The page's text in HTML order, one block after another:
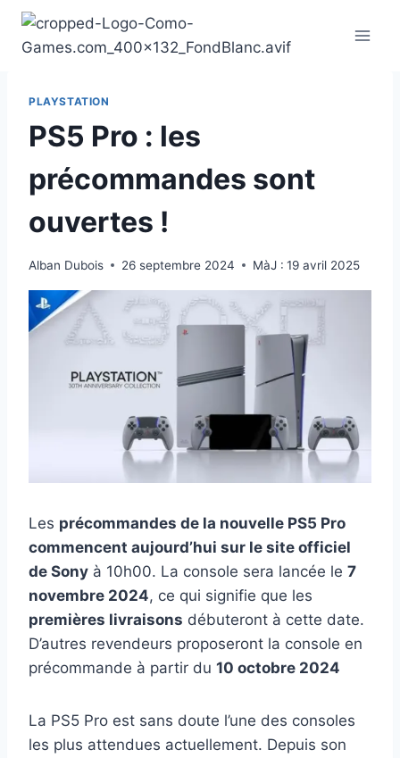
Aller
contenu
PLAYSTATION
PS5 Pro : les
précommandes sont
ouvertes !
Alban Dubois 26 septembre 2024 MàJ : 19 avril 2025
Les précommandes de la nouvelle PS5 Pro
commencent aujourd’hui sur le site officiel
de Sony à 10h00. La console sera lancée le 7
novembre 2024, ce qui signifie que les
premières livraisons débuteront à cette date.
D’autres revendeurs proposeront la console en
précommande à partir du 10 octobre 2024
La PS5 Pro est sans doute l’une des consoles
les plus attendues actuellement. Depuis son